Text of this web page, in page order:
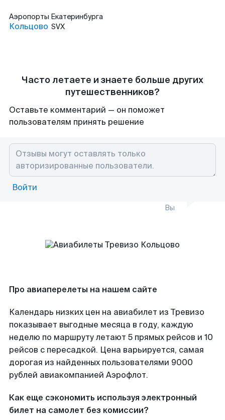
Аэропорты Екатеринбурга
Кольцово SVX
Часто летаете и знаете больше других
путешественников?
Оставьте комментарий — он поможет
пользователям принять решение
Войти
Вы
Про авиаперелеты на нашем сайте
Календарь низких цен на авиабилет из Тревизо
показывает выгодные месяца в году, каждую
неделю по маршруту летают 5 прямых рейсов и 10
рейсов с пересадкой. Цена варьируется, самая
дорогая из найденных пользователями 9000
рублей авиакомпанией Аэрофлот.
Как еще сэкономить используя электронный
билет на самолет без комиссии?